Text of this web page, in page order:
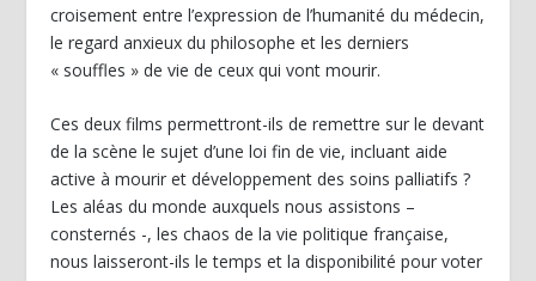
croisement entre l’expression de l’humanité du médecin,
le regard anxieux du philosophe et les derniers
« souffles » de vie de ceux qui vont mourir.
Ces deux films permettront-ils de remettre sur le devant
de la scène le sujet d’une loi fin de vie, incluant aide
active à mourir et développement des soins palliatifs ?
Les aléas du monde auxquels nous assistons –
consternés -, les chaos de la vie politique française,
nous laisseront-ils le temps et la disponibilité pour voter